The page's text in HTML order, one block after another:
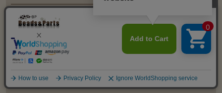
銀⾏振込、代⾦引換、Paypal、クレジットカード決済
がご利⽤いただけます。
※5大国際ブランド（Visa、MasterCard、JCB、AMEX、Diners）のほか、
日本国内の各種クレジートカード会社発行のクレジットカードに対応して
おります。